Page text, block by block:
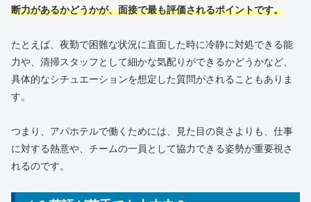
断力があるかどうかが、面接で最も評価されるポイントです。
たとえば、夜勤で困難な状況に直面した時に冷静に対処できる能
力や、清掃スタッフとして細かな気配りができるかどうかなど、
具体的なシチュエーションを想定した質問がされることもありま
す。
つまり、アパホテルで働くためには、見た目の良さよりも、仕事
に対する熱意や、チームの一員として協力できる姿勢が重要視さ
れるのです。